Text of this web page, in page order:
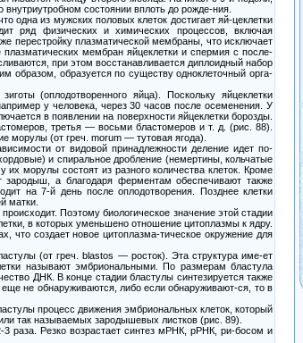
состоянии вплоть до рожде-ния.
одна из мужских половых клеток достигает яй-цеклетки
ряд физических и химических процессов, включая
перестройку плазматической мембраны, что исключает
мембран яйцеклетки и спермия с после-
при этом восстанавливается диплоидный набор
образом, образуется по существу одноклеточный орга-
(оплодотворенного яйца). Поскольку яйцеклетки
у человека, через 30 часов после осеменения. У
в появлении на поверхности яйцеклетки борозды.
третья — восьми бластомеров и т. д. (рис. 88).
морулы (от греч. morum — тутовая ягода).
от видовой принадлежности деление идет по-
и спиральное дробление (немертины, кольчатые
морулы состоят из разного количества клеток. Кроме
зародыш, а благодаря ферментам обеспечивают также
на 7-й день после оплодотворения. Позднее клетки
матки.
Поэтому биологическое значение этой стадии
в которых уменьшено отношение цитоплазмы к ядру.
что создает новое цитоплазма-тическое окружение для
(от греч. blastos — росток). Эта структура име-ет
называют эмбриональными. По размерам бластула
ДНК. В конце стадии бластулы синтезируется также
не обнаруживаются, либо если обнаруживают-ся, то в
процесс движения эмбриональных клеток, который
так называемых зародышевых листков (рис. 89).
раза. Резко возрастает синтез мРНК, рРНК, ри-босом и